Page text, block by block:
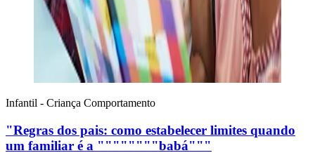
Infantil - Criança Comportamento
"Regras dos pais: como estabelecer limites quando
um familiar é a """"""""babá"""